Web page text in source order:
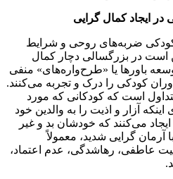
در ایجاد کمال گرایی
کودکی ضربه‌های روحی و شرایط
است در بزرگسالی دچار کمال
باورها یا «طرح‌واره‌های» منفی
کودکی را درک و تجربه می‌کنند.
است که کودکانی که مورد
آزار و اذیت را به والدین خود
می‌کنند که خودشان بد و غیر
گرایی شدید، معمولاً
عاطفی، رهاشدگی، عدم اعتماد،